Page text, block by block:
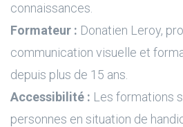
connaissances.
Formateur : Donatien Leroy,
communication visuelle et
depuis plus de 15 ans.
Accessibilité : Les formations
personnes en situation de